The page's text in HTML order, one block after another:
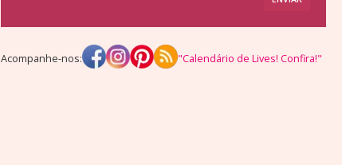
Acompanhe-nos: "Calendário de Lives! Confira!"